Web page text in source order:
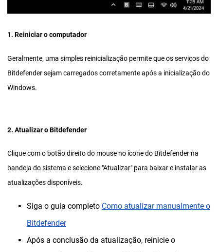
1. Reiniciar o computador
Geralmente, uma simples reinicialização permite que os serviços do
Bitdefender sejam carregados corretamente após a inicialização do
Windows.
2. Atualizar o Bitdefender
Clique com o botão direito do mouse no ícone do Bitdefender na
bandeja do sistema e selecione "Atualizar" para baixar e instalar as
atualizações disponíveis.
Siga o guia completo Como atualizar manualmente o
Bitdefender
Após a conclusão da atualização, reinicie o